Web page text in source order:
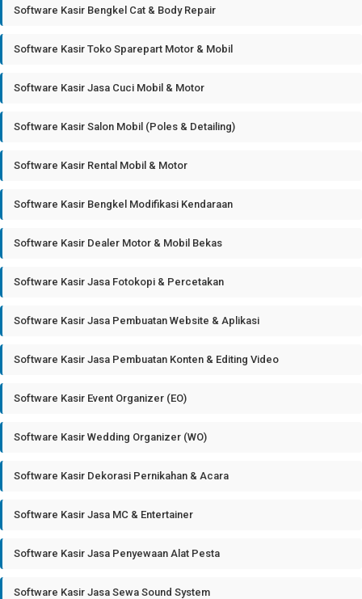
Software Kasir Bengkel Cat & Body Repair
Software Kasir Toko Sparepart Motor & Mobil
Software Kasir Jasa Cuci Mobil & Motor
Software Kasir Salon Mobil (Poles & Detailing)
Software Kasir Rental Mobil & Motor
Software Kasir Bengkel Modifikasi Kendaraan
Software Kasir Dealer Motor & Mobil Bekas
Software Kasir Jasa Fotokopi & Percetakan
Software Kasir Jasa Pembuatan Website & Aplikasi
Software Kasir Jasa Pembuatan Konten & Editing Video
Software Kasir Event Organizer (EO)
Software Kasir Wedding Organizer (WO)
Software Kasir Dekorasi Pernikahan & Acara
Software Kasir Jasa MC & Entertainer
Software Kasir Jasa Penyewaan Alat Pesta
Software Kasir Jasa Sewa Sound System